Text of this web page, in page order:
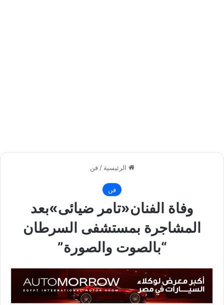
الرئيسية / فن
فن
وفاة الفنان«تامر ضيائى»بعد
المشاجرة بمستشفى السرطان
“بالصوت والصورة”